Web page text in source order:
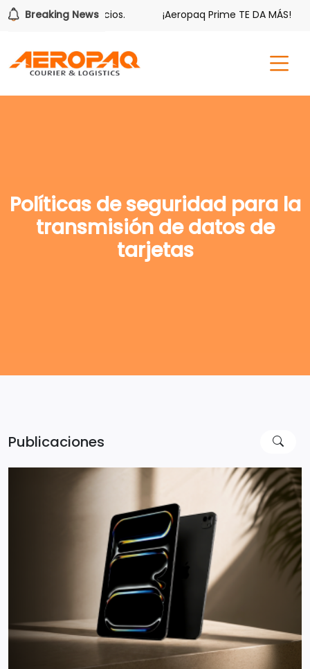
Breaking News
sus beneficios. ¡Aeropaq Prime TE DA MÁS!
Políticas de seguridad para la
transmisión de datos de
tarjetas
Publicaciones